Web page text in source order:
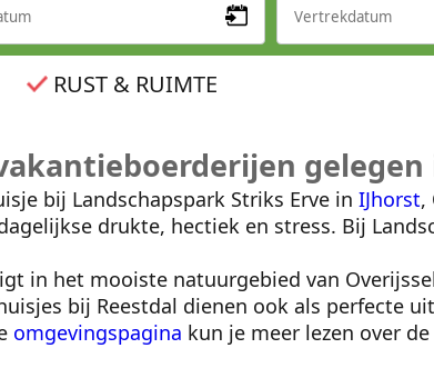
RUST & RUIMTE
bij Landschapspark Striks Erve in IJhorst,
drukte, hectiek en stress. Bij
in het mooiste natuurgebied van
bij Reestdal dienen ook als perfecte
omgevingspagina kun je meer lezen over